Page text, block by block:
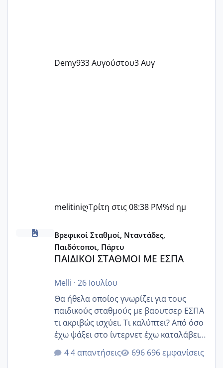
Demy933 Αυγούστου3 Αυγ
melitiniღΤρίτη στις 08:38 PM%d ημ
ΠΑΙΔΙΚΟΙ ΣΤΑΘΜΟΙ ΜΕ ΕΣΠΑ
Βρεφικοί Σταθμοί, Νταντάδες,
Παιδότοποι, Πάρτυ
ΠΑΙΔΙΚΟΙ ΣΤΑΘΜΟΙ ΜΕ ΕΣΠΑ
Melli · 26 Ιουλίου
Θα ήθελα οποίος γνωρίζει για τους
παιδικούς σταθμούς με βαουτσερ ΕΣΠΑ
τι ακριβώς ισχύει. Τι καλύπτει? Από όσο
έχω ψάξει στο ίντερνετ έχω καταλάβει
ότι το βαουτσερ καλύπτει όλα τα
δίδακτρα και τα τροφεια του ιδιωτικού
4 απαντήσεις 696 εμφανίσεις